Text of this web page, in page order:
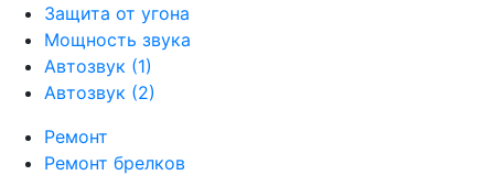
Защита от угона
Мощность звука
Автозвук (1)
Автозвук (2)
Ремонт
Ремонт брелков